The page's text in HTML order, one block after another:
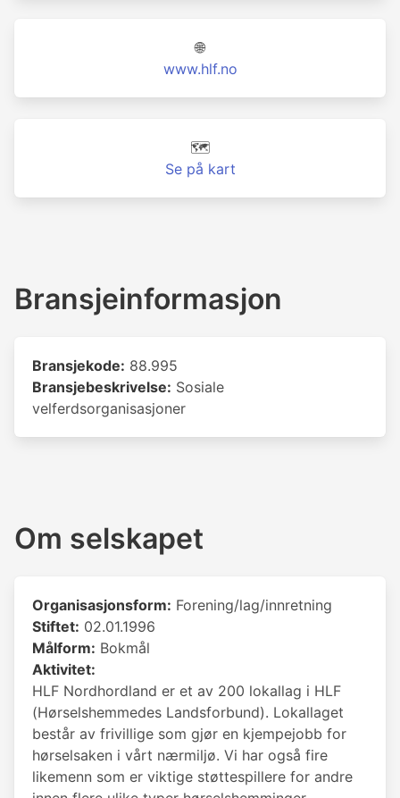
🌐
www.hlf.no
🗺️
Se på kart
Bransjeinformasjon
Bransjekode: 88.995
Bransjebeskrivelse: Sosiale
velferdsorganisasjoner
Om selskapet
Organisasjonsform: Forening/lag/innretning
Stiftet: 02.01.1996
Målform: Bokmål
Aktivitet:
HLF Nordhordland er et av 200 lokallag i HLF
(Hørselshemmedes Landsforbund). Lokallaget
består av frivillige som gjør en kjempejobb for
hørselsaken i vårt nærmiljø. Vi har også fire
likemenn som er viktige støttespillere for andre